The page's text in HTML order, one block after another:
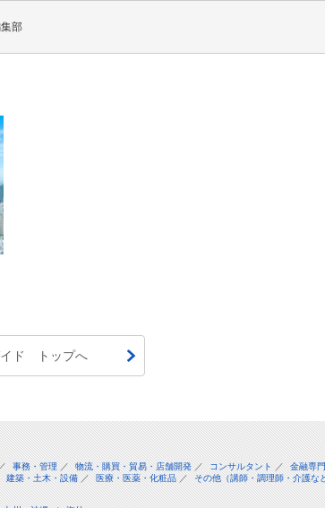
部
イド トップへ
／ 事務・管理 ／ 物流・購買・貿易・店舗開発 ／ コンサルタント ／
金融専
建築・土木・設備 ／ 医療・医薬・化粧品 ／ その他（講師・調理師・介護な